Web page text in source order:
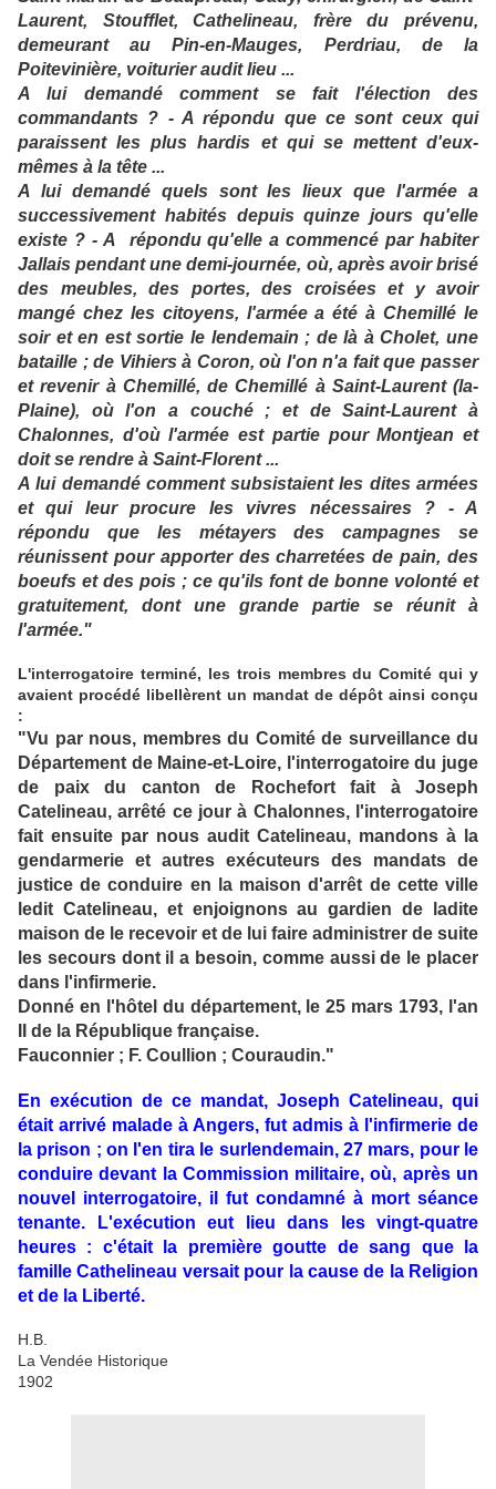
Laurent, Stoufflet, Cathelineau, frère du prévenu,
demeurant au Pin-en-Mauges, Perdriau, de la
Poitevinière, voiturier audit lieu ...
A lui demandé comment se fait l'élection des
commandants ? - A répondu que ce sont ceux qui
paraissent les plus hardis et qui se mettent d'eux-
mêmes à la tête ...
A lui demandé quels sont les lieux que l'armée a
successivement habités depuis quinze jours qu'elle
existe ? - A répondu qu'elle a commencé par habiter
Jallais pendant une demi-journée, où, après avoir brisé
des meubles, des portes, des croisées et y avoir
mangé chez les citoyens, l'armée a été à Chemillé le
soir et en est sortie le lendemain ; de là à Cholet, une
bataille ; de Vihiers à Coron, où l'on n'a fait que passer
et revenir à Chemillé, de Chemillé à Saint-Laurent (la-
Plaine), où l'on a couché ; et de Saint-Laurent à
Chalonnes, d'où l'armée est partie pour Montjean et
doit se rendre à Saint-Florent ...
A lui demandé comment subsistaient les dites armées
et qui leur procure les vivres nécessaires ? - A
répondu que les métayers des campagnes se
réunissent pour apporter des charretées de pain, des
boeufs et des pois ; ce qu'ils font de bonne volonté et
gratuitement, dont une grande partie se réunit à
l'armée."
L'interrogatoire terminé, les trois membres du Comité qui y
avaient procédé libellèrent un mandat de dépôt ainsi conçu
:
"Vu par nous, membres du Comité de surveillance du
Département de Maine-et-Loire, l'interrogatoire du juge
de paix du canton de Rochefort fait à Joseph
Catelineau, arrêté ce jour à Chalonnes, l'interrogatoire
fait ensuite par nous audit Catelineau, mandons à la
gendarmerie et autres exécuteurs des mandats de
justice de conduire en la maison d'arrêt de cette ville
ledit Catelineau, et enjoignons au gardien de ladite
maison de le recevoir et de lui faire administrer de suite
les secours dont il a besoin, comme aussi de le placer
dans l'infirmerie.
Donné en l'hôtel du département, le 25 mars 1793, l'an
II de la République française.
Fauconnier ; F. Coullion ; Couraudin."
En exécution de ce mandat, Joseph Catelineau, qui
était arrivé malade à Angers, fut admis à l'infirmerie de
la prison ; on l'en tira le surlendemain, 27 mars, pour le
conduire devant la Commission militaire, où, après un
nouvel interrogatoire, il fut condamné à mort séance
tenante. L'exécution eut lieu dans les vingt-quatre
heures : c'était la première goutte de sang que la
famille Cathelineau versait pour la cause de la Religion
et de la Liberté.
H.B.
La Vendée Historique
1902